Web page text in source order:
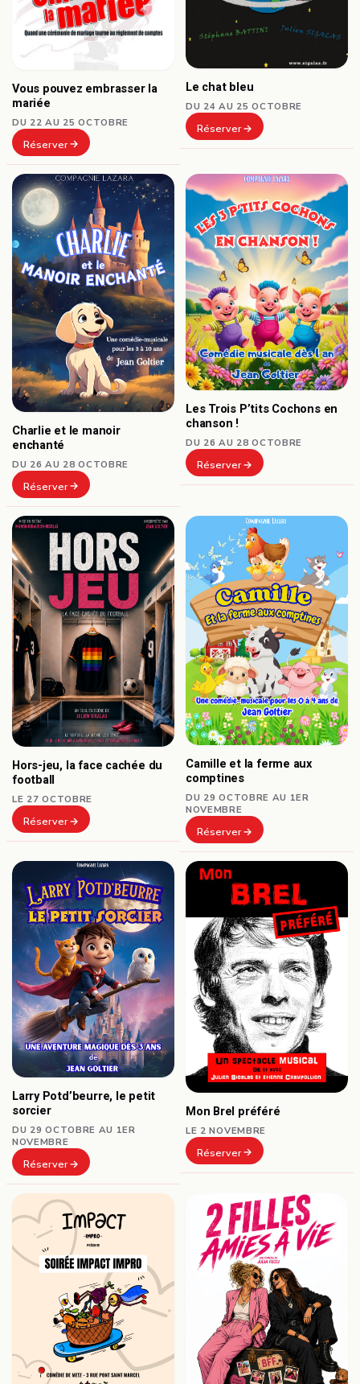
Vous pouvez embrasser la
mariée
DU 22 AU 25 OCTOBRE
Réserver
Le chat bleu
DU 24 AU 25 OCTOBRE
Réserver
Charlie et le manoir
enchanté
DU 26 AU 28 OCTOBRE
Réserver
Les Trois P’tits Cochons en
chanson !
DU 26 AU 28 OCTOBRE
Réserver
Hors-jeu, la face cachée du
football
LE 27 OCTOBRE
Réserver
Camille et la ferme aux
comptines
DU 29 OCTOBRE AU 1ER
NOVEMBRE
Réserver
Larry Potd’beurre, le petit
sorcier
DU 29 OCTOBRE AU 1ER
NOVEMBRE
Réserver
Mon Brel préféré
LE 2 NOVEMBRE
Réserver